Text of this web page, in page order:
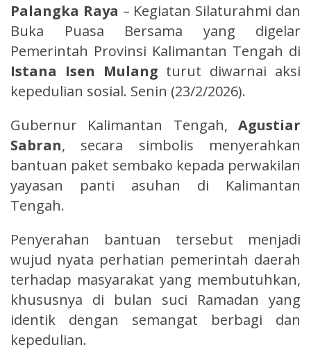
Palangka Raya – Kegiatan Silaturahmi dan
Buka Puasa Bersama yang digelar
Pemerintah Provinsi Kalimantan Tengah di
Istana Isen Mulang turut diwarnai aksi
kepedulian sosial. Senin (23/2/2026).
Gubernur Kalimantan Tengah, Agustiar
Sabran, secara simbolis menyerahkan
bantuan paket sembako kepada perwakilan
yayasan panti asuhan di Kalimantan
Tengah.
Penyerahan bantuan tersebut menjadi
wujud nyata perhatian pemerintah daerah
terhadap masyarakat yang membutuhkan,
khususnya di bulan suci Ramadan yang
identik dengan semangat berbagi dan
kepedulian.